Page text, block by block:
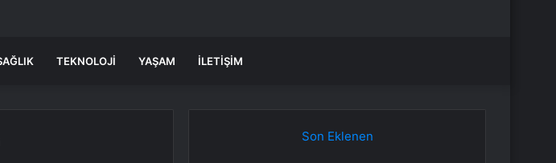
TEKNOLOJI YAŞAM İLETIŞIM
Son Eklenen